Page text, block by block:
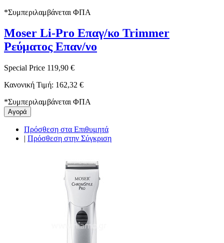
*Συμπεριλαμβάνεται ΦΠΑ
Moser Li-Pro Επαγ/κο Trimmer
Ρεύματος Επαν/νο
Special Price 119,90 €
Κανονική Τιμή: 162,32 €
*Συμπεριλαμβάνεται ΦΠΑ
Αγορά
Πρόσθεση στα Επιθυμητά
| Πρόσθεση στην Σύγκριση